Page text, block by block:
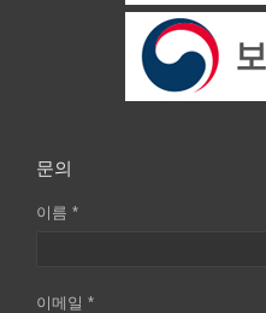
문의
이름 *
이메일 *